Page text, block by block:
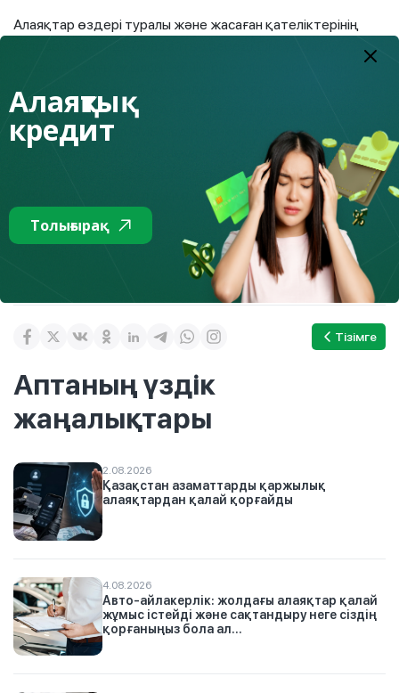
Алаяқтар өздері туралы және жасаған қателіктерінің
айрылғанын және т.б. жайында айта бастайды. Бұл – сізді
алдарқатудың белгісі. Ал расында, ешқандай да ақша
аударылмаған. Ал SMS сіздің банкингіңіздің нөміріне өте
ұқсас болғанмен, басқа нөмірден келді. Сонымен бірге
шотыңызға расында да ақша түскен-түспегенін жеке
кабинетіңіз және аударымдар тарихы арқылы білуге
болады.
оқыңыздар.
Тізімге
Аптаның үздік
жаңалықтары
2.08.2026
Қазақстан азаматтарды қаржылық
алаяқтардан қалай қорғайды
4.08.2026
Авто-айлакерлік: жолдағы алаяқтар қалай
жұмыс істейді және сақтандыру неге сіздің
қорғаныңыз бола ал...
Алаяқтық
кредит
Толығырақ